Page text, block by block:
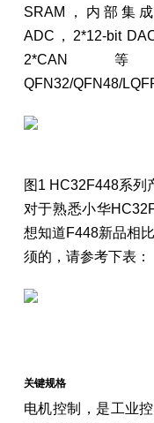
SRAM，内部集
ADC，2*12-bit
QFN32/QFN48/
图1 HC32F448系列
对于熟悉小华
想知道F448新品相
须的，请参考下表：
关键规格
电机控制，是工业